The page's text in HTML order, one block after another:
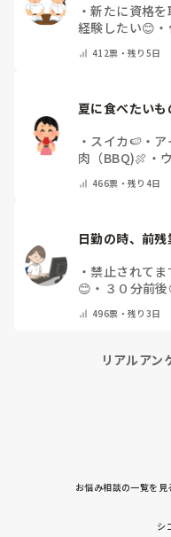
・新たに資格
経験したい😊 ・
教えてください）
412票・残り5日
夏に食べたい
・ スイカ🍉 ・ ア
肉（BBQ)🍖 ・
466票・残り4日
日勤の時、前
・禁止されてま
😊 ・ ３０分前
496票・残り3日
リアルアン
お悩み相談の一覧を見
シ